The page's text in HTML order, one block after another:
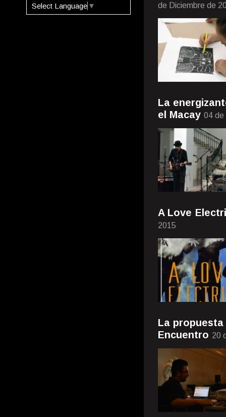
Select Language ▼ de Diciembre de
La
el Macay 04 de
A Love
2015
La
Encuentro 20